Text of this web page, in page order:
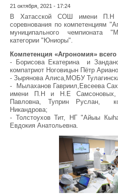
21 октября, 2021 - 17:24
В Хатасской СОШ имени П.Н
соревнования по компетенциям
муниципального чемпионата
категории "Юниоры".
Компетенция «Агрономия» всего
- Борисова Екатерина и
компатриот Ноговицын Пётр
- Зырянова Алиса,МОБУ
- Мылаханов Гавриил,Евсеева
имени П.Н и Н.Е Самсоновых,
Павловна, Туприн Руслан,
Никандрова;
- Толстоухов Тит, НГ "Айыы
Евдокия Анатольевна.